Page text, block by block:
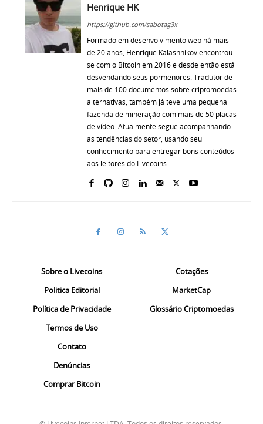
Henrique HK
https://github.com/sabotag3x
Formado em desenvolvimento web há mais
de 20 anos, Henrique Kalashnikov encontrou-
se com o Bitcoin em 2016 e desde então está
desvendando seus pormenores. Tradutor de
mais de 100 documentos sobre criptomoedas
alternativas, também já teve uma pequena
fazenda de mineração com mais de 50 placas
de vídeo. Atualmente segue acompanhando
as tendências do setor, usando seu
conhecimento para entregar bons conteúdos
aos leitores do Livecoins.
Sobre o Livecoins
Politica Editorial
Política de Privacidade
Termos de Uso
Contato
Denúncias
Comprar Bitcoin
Cotações
MarketCap
Glossário Criptomoedas